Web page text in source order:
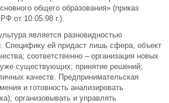
общего образования» (приказ
от 10.05.98 г.).
является разновидностью
Специфику ей придаст лишь сфера, объект
соответственно – организация новых
уже существующих; принятие решений;
качеств. Предпринимательская
и готовность анализировать
организовывать и управлять